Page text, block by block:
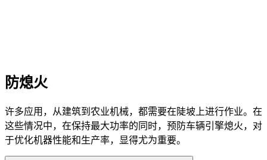
防熄火
许多应用，从建筑到农业机械，都需要在陡坡上进行作业。在
这些情况中，在保持最大功率的同时，预防车辆引擎熄火，对
于优化机器性能和生产率，显得尤为重要。